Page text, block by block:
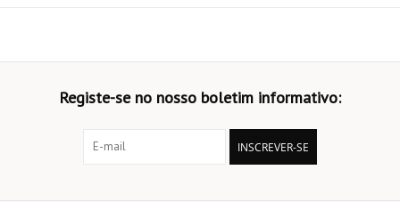
Registe-se no nosso boletim informativo:
INSCREVER-SE